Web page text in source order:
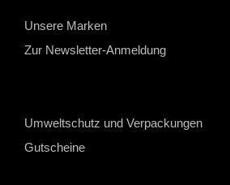
Unsere Marken
Zur Newsletter-Anmeldung
Umweltschutz und Verpackungen
Gutscheine